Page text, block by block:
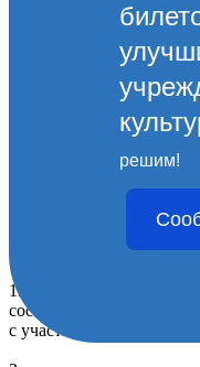
решим!
культуры
19 мая 2024 года в
состоялась творческая
с участниками